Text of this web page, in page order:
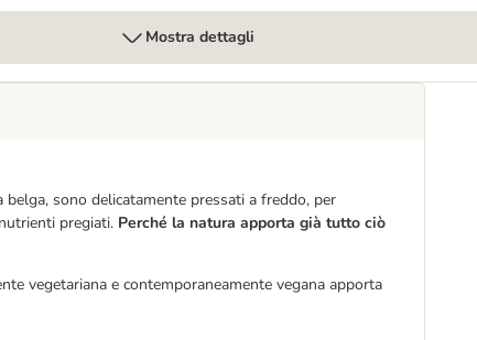
Mostra dettagli
sono delicatamente pressati a freddo, per
pregiati. Perché la natura apporta già tutto ciò
vegetariana e contemporaneamente vegana apporta